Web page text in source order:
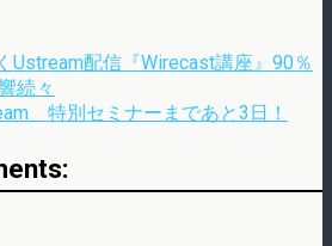
Ustream配信『Wirecast講座』90％
続々
特別セミナーまであと3日！